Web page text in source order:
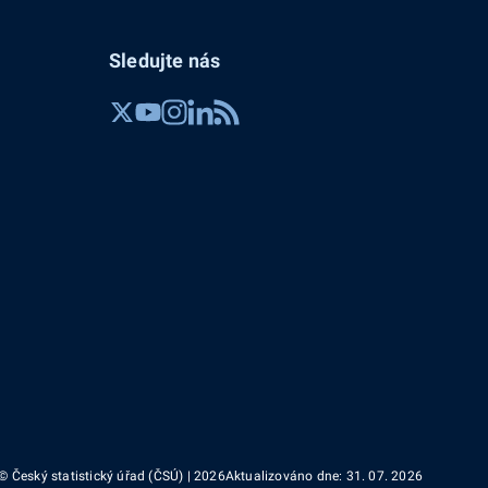
Sledujte nás
Český statistický úřad (ČSÚ) | 2026Aktualizováno dne: 31. 07. 2026